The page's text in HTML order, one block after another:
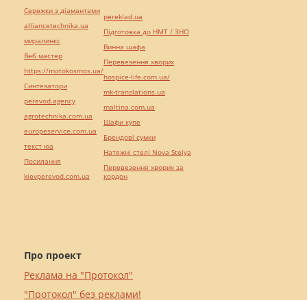
Про проект
Реклама на "Протокол"
"Протокол" без реклами!
Сережки з діамантами
alliancetechnika.ua
миралинкс
Веб мастер
https://motokosmos.ua/
Синтезатори
perevod.agency
agrotechnika.com.ua
europeservice.com.ua
текст юа
Посилання
kievperevod.com.ua
pereklad.ua
Підготовка до НМТ / ЗНО
Винна шафа
Перевезення хворих
hospice-life.com.ua/
mk-translations.ua
maltina.com.ua
Шафи купе
Брендові сумки
Натяжні стелі Nova Stelya
Перевезення хворих за
кордон